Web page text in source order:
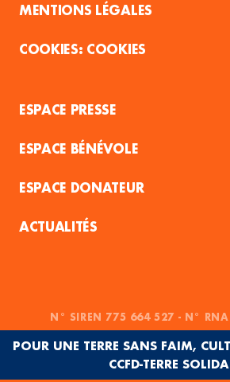
MENTIONS LÉGALES
COOKIES
ESPACE PRESSE
ESPACE BÉNÉVOLE
ESPACE DONATEUR
ACTUALITÉS
N° SIREN 775 664 527 - N°
POUR UNE TERRE SANS FAIM,
CCFD-TERRE